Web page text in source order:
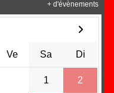
Ve Sa Di
1 2
+ d'évènements